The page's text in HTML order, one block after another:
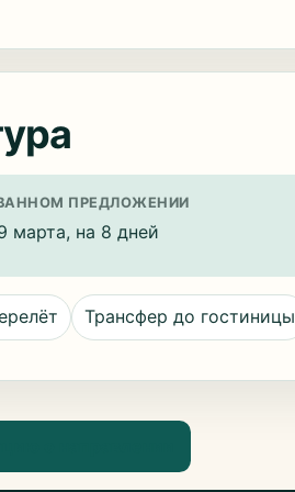
ПРЕДЛОЖЕНИИ
марта, на 8 дней
Трансфер до гостиницы